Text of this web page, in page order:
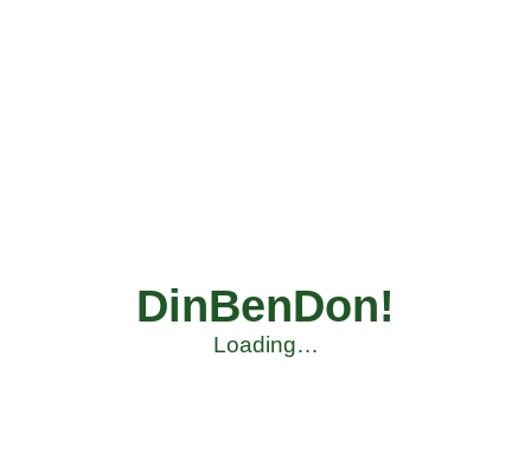
DinBenDon!
Loading…